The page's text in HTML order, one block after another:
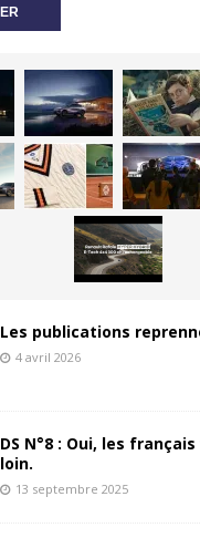
Les publications
4 avril 2026
DS N°8 : Oui, les
loin.
13 septembre 2025